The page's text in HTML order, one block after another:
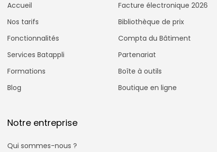
Accueil
Nos tarifs
Fonctionnalités
Services Batappli
Formations
Blog
Facture électronique 2026
Bibliothèque de prix
Compta du Bâtiment
Partenariat
Boîte à outils
Boutique en ligne
Notre entreprise
Qui sommes-nous ?